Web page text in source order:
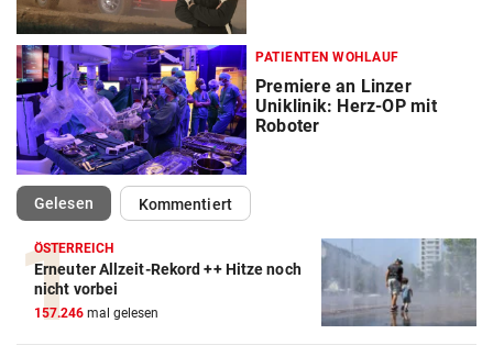
PATIENTEN WOHLAUF
Premiere an Linzer
Uniklinik: Herz-OP mit
Roboter
Gelesen(ausgewählt)Kommentiert
ÖSTERREICH
Erneuter Allzeit-Rekord ++ Hitze noch
nicht vorbei
157.246 mal gelesen